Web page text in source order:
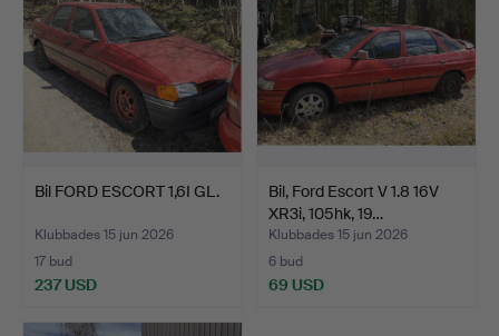
Bil FORD ESCORT 1,6I GL.
Klubbades 15 jun 2026
17 bud
237 USD
Bil, Ford Escort V 1.8 16V
XR3i, 105hk, 19…
Klubbades 15 jun 2026
6 bud
69 USD